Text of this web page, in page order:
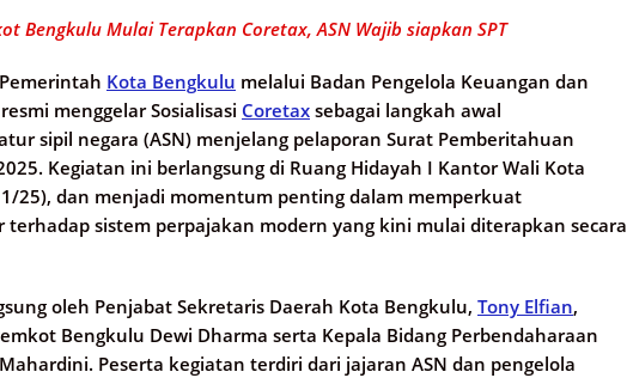
Bengkulu Mulai Terapkan Coretax, ASN Wajib siapkan SPT
Pemerintah Kota Bengkulu melalui Badan Pengelola Keuangan dan
menggelar Sosialisasi Coretax sebagai langkah awal
sipil negara (ASN) menjelang pelaporan Surat Pemberitahuan
Kegiatan ini berlangsung di Ruang Hidayah I Kantor Wali Kota
25), dan menjadi momentum penting dalam memperkuat
terhadap sistem perpajakan modern yang kini mulai diterapkan secara
oleh Penjabat Sekretaris Daerah Kota Bengkulu, Tony Elfian,
Bengkulu Dewi Dharma serta Kepala Bidang Perbendaharaan
Peserta kegiatan terdiri dari jajaran ASN dan pengelola